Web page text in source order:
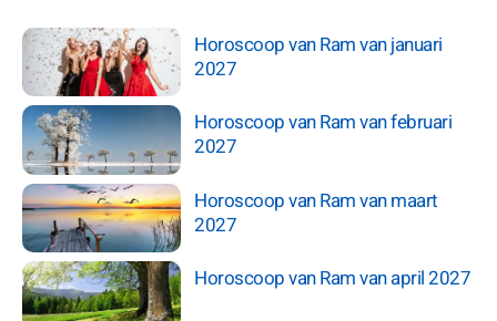
Horoscoop van Ram van januari
2027
Horoscoop van Ram van februari
2027
Horoscoop van Ram van maart
2027
Horoscoop van Ram van april 2027